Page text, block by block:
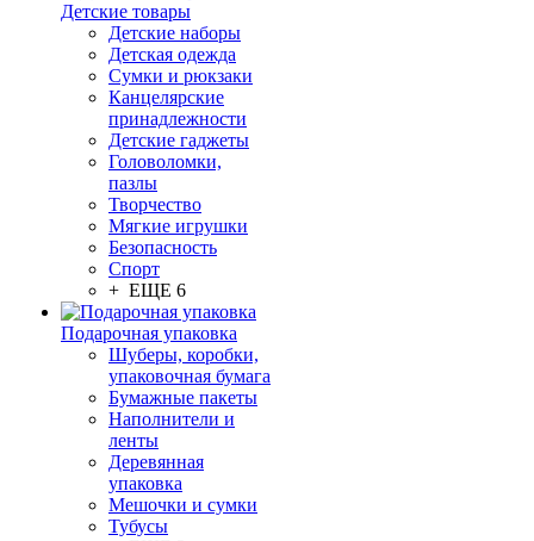
Детские товары
Детские наборы
Детская одежда
Сумки и рюкзаки
Канцелярские
принадлежности
Детские гаджеты
Головоломки,
пазлы
Творчество
Мягкие игрушки
Безопасность
Спорт
+ ЕЩЕ 6
Подарочная упаковка
Шуберы, коробки,
упаковочная бумага
Бумажные пакеты
Наполнители и
ленты
Деревянная
упаковка
Мешочки и сумки
Тубусы